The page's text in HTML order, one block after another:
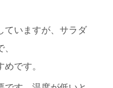
ていますが、サラダ
です。